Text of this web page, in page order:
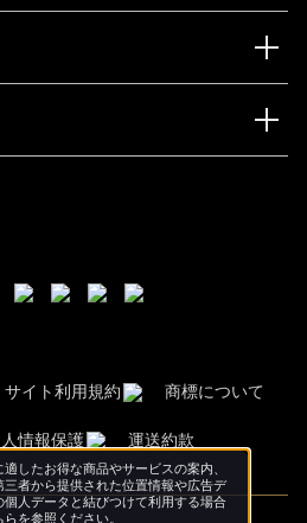
サイト利用規約 商標について
情報保護 運送約款
したお得な商品やサービスの案内、
者から提供された位置情報や広告デ
人データと結びつけて利用する場合
らを参照ください。